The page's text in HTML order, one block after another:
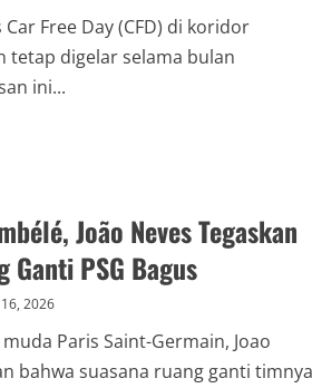
Free Day (CFD) di koridor
tetap digelar selama bulan
ini...
João Neves Tegaskan
Ganti PSG Bagus
2026
Paris Saint-Germain, Joao
bahwa suasana ruang ganti timnya